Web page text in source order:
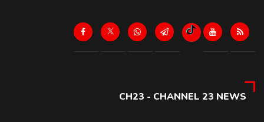
CH23 - CHANNEL 23 NEWS